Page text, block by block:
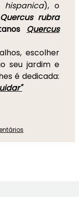
hispanica), o
Quercus rubra
Quercus
escolher
seu jardim e
é dedicada: